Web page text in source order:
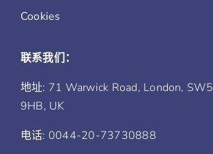
Cookies
联系我们：
地址: 71 Warwick Road, London, SW5
9HB, UK
电话: 0044-20-73730888